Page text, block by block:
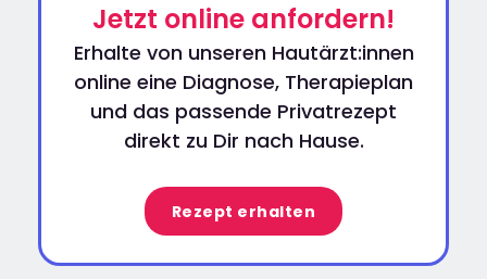
Jetzt online anfordern!
Erhalte von unseren Hautärzt:innen
online eine Diagnose, Therapieplan
und das passende Privatrezept
direkt zu Dir nach Hause.
Rezept erhalten